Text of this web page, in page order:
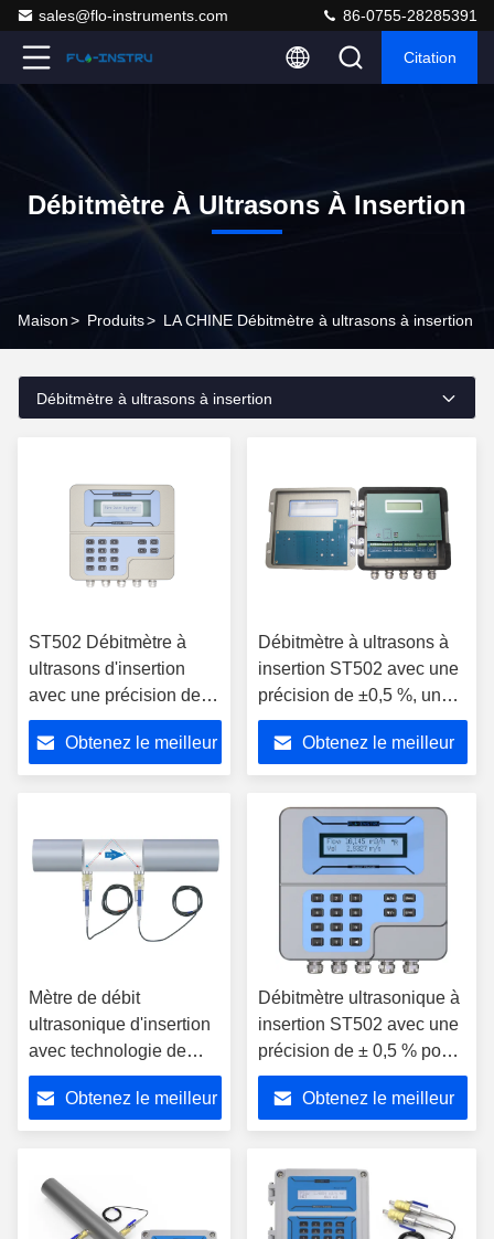
sales@flo-instruments.com 86-0755-28285391
Citation
Débitmètre À Ultrasons À Insertion
Maison> Produits> LA CHINE Débitmètre à ultrasons à insertion
Débitmètre à ultrasons à insertion
ST502 Débitmètre à
ultrasons d'insertion
avec une précision de
±0,5% pour les tuyaux
de taille DN25 à
DN5000 et une
Obtenez le meilleur
Débitmètre à ultrasons à
insertion ST502 avec une
précision de ±0,5 %, un
boîtier IP65 et une
communication RS485
Obtenez le meilleur
Mètre de débit
ultrasonique d'insertion
avec technologie de
temps de transit, boîtier
IP65 et communication
RS485 pour une mesure
liquide
Obtenez le meilleur
Débitmètre ultrasonique à
insertion ST502 avec une
précision de ± 0,5 % pour
les tuyaux de taille DN25-
DN5000 et le boîtier IP65
Obtenez le meilleur